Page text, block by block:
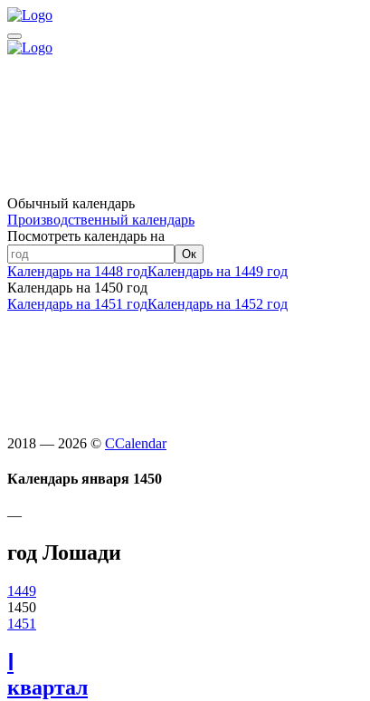
Обычный календарь
Производственный календарь
Посмотреть календарь на
Ок
Календарь на 1448 годКалендарь на 1449 год
Календарь на 1450 год
Календарь на 1451 годКалендарь на 1452 год
2018 — 2026 © CCalendar
Календарь января 1450
—
год Лошади
1449
1450
1451
квартал